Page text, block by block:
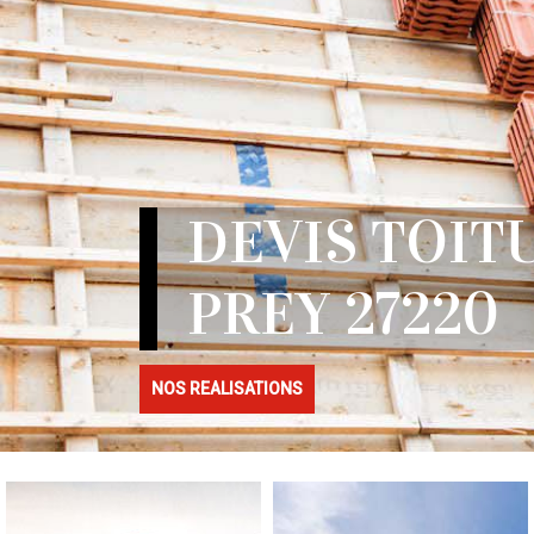
DEVIS
PREY 27220
NOS REALISATIONS